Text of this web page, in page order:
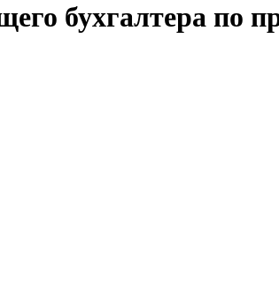
бухгалтера по